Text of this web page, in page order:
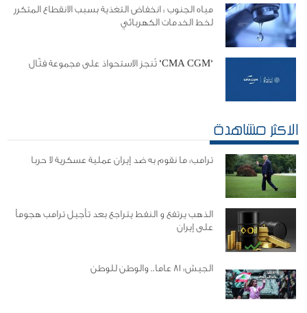
مياه الجنوب : انخفاض التغذية بسبب الانقطاع المتكرر
لخط الخدمات الكهربائي
"CMA CGM" تُنجز الاستحواذ على مجموعة فتّال
الاكثر مشاهدة
ترامب: ما نقوم به ضد إيران عملية عسكرية لا حربا
الذهب يرتفع و النفط يتراجع بعد تأجيل ترامب هجوماً
على إيران
الجيش: 81 عاما.. والوطن للوطن